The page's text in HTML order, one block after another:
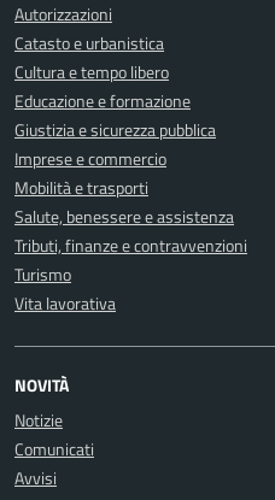
Autorizzazioni
Catasto e urbanistica
Cultura e tempo libero
Educazione e formazione
Giustizia e sicurezza pubblica
Imprese e commercio
Mobilità e trasporti
Salute, benessere e assistenza
Tributi, finanze e contravvenzioni
Turismo
Vita lavorativa
NOVITÀ
Notizie
Comunicati
Avvisi